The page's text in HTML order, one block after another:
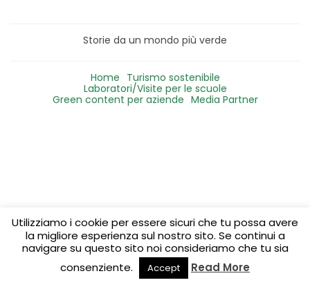
Storie da un mondo più verde
Home Turismo sostenibile
Laboratori/Visite per le scuole
Green content per aziende Media Partner
Utilizziamo i cookie per essere sicuri che tu possa avere
la migliore esperienza sul nostro sito. Se continui a
navigare su questo sito noi consideriamo che tu sia
consenziente.
Accept Read More